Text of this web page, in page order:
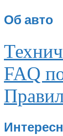
Об авто
FAQ